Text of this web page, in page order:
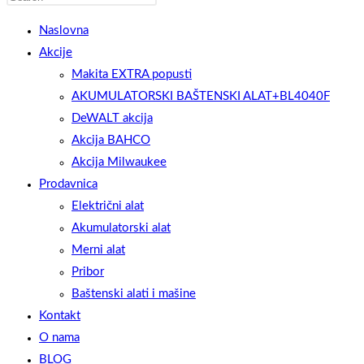
SEARCH
the
search
Naslovna
Akcije
Makita EXTRA popusti
AKUMULATORSKI BAŠTENSKI ALAT+BL4040F
DeWALT akcija
Akcija BAHCO
Akcija Milwaukee
Prodavnica
Električni alat
Akumulatorski alat
Merni alat
Pribor
Baštenski alati i mašine
Kontakt
O nama
BLOG